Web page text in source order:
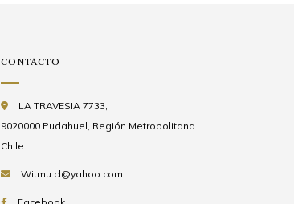
CONTACTO
LA TRAVESIA 7733,
9020000 Pudahuel, Región Metropolitana
Chile
Witmu.cl@yahoo.com